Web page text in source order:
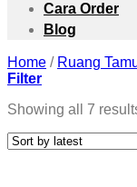
Cara Order
Blog
Home / Ruang
Filter
Showing all 7